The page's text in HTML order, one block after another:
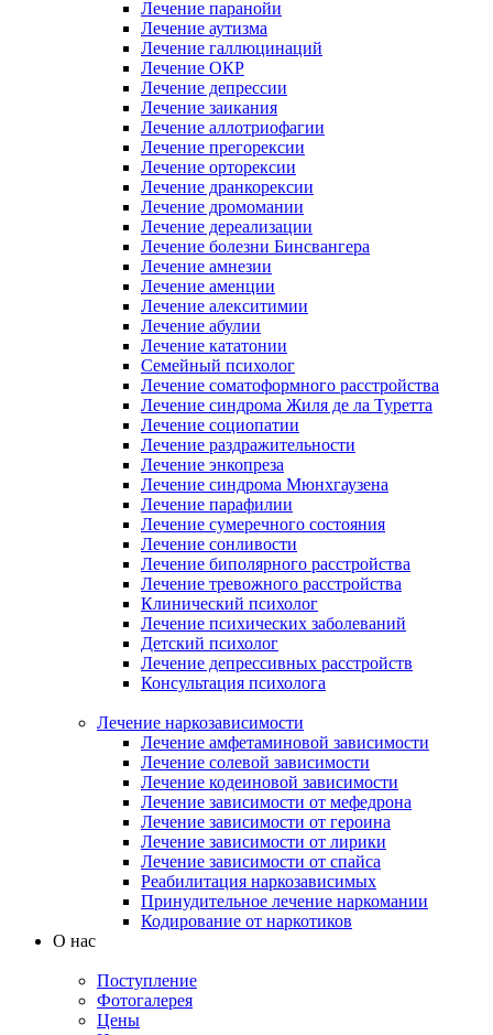
Лечение паранойи
Лечение аутизма
Лечение галлюцинаций
Лечение ОКР
Лечение депрессии
Лечение заикания
Лечение аллотриофагии
Лечение прегорексии
Лечение орторексии
Лечение дранкорексии
Лечение дромомании
Лечение дереализации
Лечение болезни Бинсвангера
Лечение амнезии
Лечение аменции
Лечение алекситимии
Лечение абулии
Лечение кататонии
Семейный психолог
Лечение соматоформного расстройства
Лечение синдрома Жиля де ла Туретта
Лечение социопатии
Лечение раздражительности
Лечение энкопреза
Лечение синдрома Мюнхгаузена
Лечение парафилии
Лечение сумеречного состояния
Лечение сонливости
Лечение биполярного расстройства
Лечение тревожного расстройства
Клинический психолог
Лечение психических заболеваний
Детский психолог
Лечение депрессивных расстройств
Консультация психолога
Лечение наркозависимости
Лечение амфетаминовой зависимости
Лечение солевой зависимости
Лечение кодеиновой зависимости
Лечение зависимости от мефедрона
Лечение зависимости от героина
Лечение зависимости от лирики
Лечение зависимости от спайса
Реабилитация наркозависимых
Принудительное лечение наркомании
Кодирование от наркотиков
О нас
Поступление
Фотогалерея
Цены